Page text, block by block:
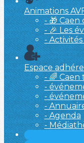
Animations
- 🎁
- 🎉 Les
- Activités
Espace
- 🌈
-
-
-
- Agenda
-